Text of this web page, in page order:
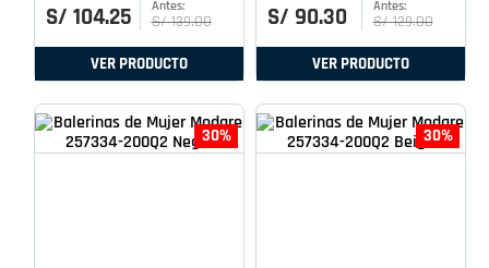
S/ 104.25 S/ 139.00
VER PRODUCTO
S/ 90.30 S/ 129.00
VER PRODUCTO
30% 30%